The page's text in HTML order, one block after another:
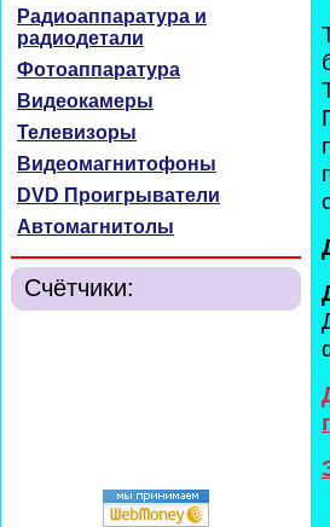
Радиоаппаратура и
радиодетали
Фотоаппаратура
Видеокамеры
Телевизоры
Видеомагнитофоны
DVD Проигрыватели
Автомагнитолы
Счётчики: